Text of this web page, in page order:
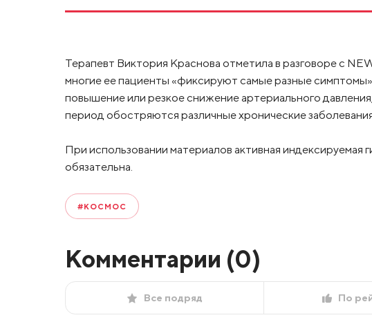
Терапевт Виктория Краснова отметила в разговоре с
многие ее пациенты «фиксируют самые разные
повышение или резкое снижение артериального
период обостряются различные хронические
При использовании материалов активная индексируемая
обязательна.
#КОСМОС
Комментарии (0)
Все подряд По